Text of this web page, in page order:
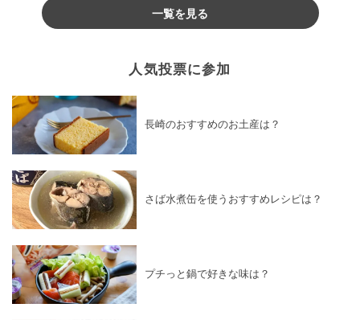
一覧を見る
人気投票に参加
長崎のおすすめのお土産は？
さば水煮缶を使うおすすめレシピは？
プチっと鍋で好きな味は？